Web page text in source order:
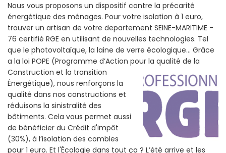
Nous vous proposons un dispositif contre la précarité
énergétique des ménages. Pour votre isolation à 1 euro,
trouver un artisan de votre departement SEINE-MARITIME -
76 certifié RGE en utilisant de nouvelles technologies. Tel
que le photovoltaïque, la laine de verre écologique... Grâce
a la loi POPE (Programme d’Action pour la qualité de la
Construction et la transition
Énergétique), nous renforçons la
qualité dans nos constructions et
réduisons la sinistralité des
bâtiments. Cela vous permet aussi
de bénéficier du Crédit d'impôt
(30%), à l’isolation des combles
pour 1 euro. Et l'Écologie dans tout ça ? L’été arrive et les